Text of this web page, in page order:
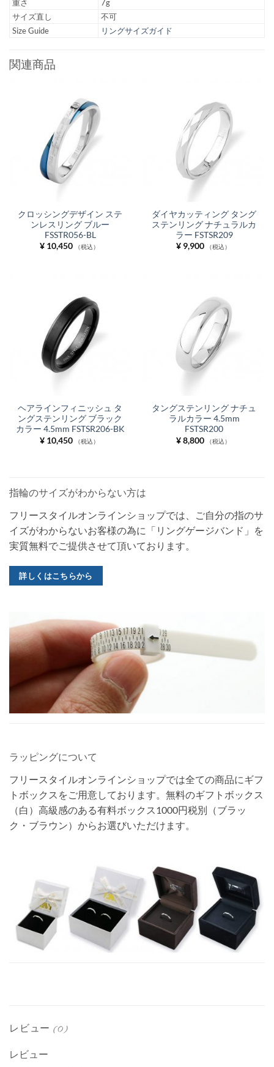
重さ
7g
サイズ直し
不可
Size Guide
リングサイズガイド
関連商品
クロッシングデザイン ステ
ンレスリング ブルー
FSSTR056-BL
¥10,450 （税込）
ダイヤカッティング タング
ステンリング ナチュラルカ
ラー FSTSR209
¥9,900 （税込）
ヘアラインフィニッシュ タ
ングステンリング ブラック
カラー 4.5mm FSTSR206-BK
¥10,450 （税込）
タングステンリング ナチュ
ラルカラー 4.5mm
FSTSR200
¥8,800 （税込）
指輪のサイズがわからない方は
フリースタイルオンラインショップでは、ご自分の指のサ
イズがわからないお客様の為に「リングゲージバンド」を
実質無料でご提供させて頂いております。
詳しくはこちらから
ラッピングについて
フリースタイルオンラインショップでは全ての商品にギフ
トボックスをご用意しております。無料のギフトボックス
（白）高級感のある有料ボックス1000円税別（ブラッ
ク・ブラウン）からお選びいただけます。
レビュー (0)
レビュー